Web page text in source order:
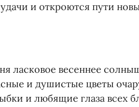
и откроются пути
ласковое весеннее
и душистые цветы
и любящие глаза всех